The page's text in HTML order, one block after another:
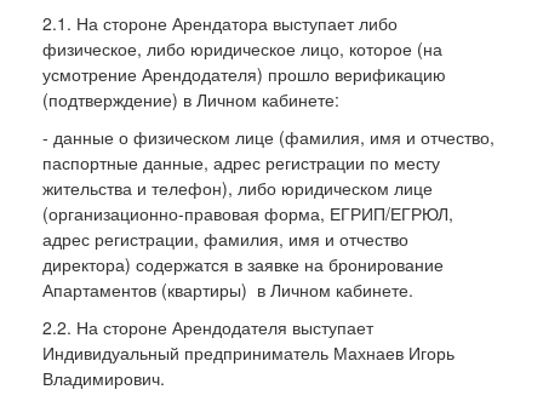
2.1. На стороне Арендатора выступает либо
физическое, либо юридическое лицо, которое (на
усмотрение Арендодателя) прошло верификацию
(подтверждение) в Личном кабинете:
- данные о физическом лице (фамилия, имя и отчество,
паспортные данные, адрес регистрации по месту
жительства и телефон), либо юридическом лице
(организационно-правовая форма, ЕГРИП/ЕГРЮЛ,
адрес регистрации, фамилия, имя и отчество
директора) содержатся в заявке на бронирование
Апартаментов (квартиры) в Личном кабинете.
2.2. На стороне Арендодателя выступает
Индивидуальный предприниматель Махнаев Игорь
Владимирович.